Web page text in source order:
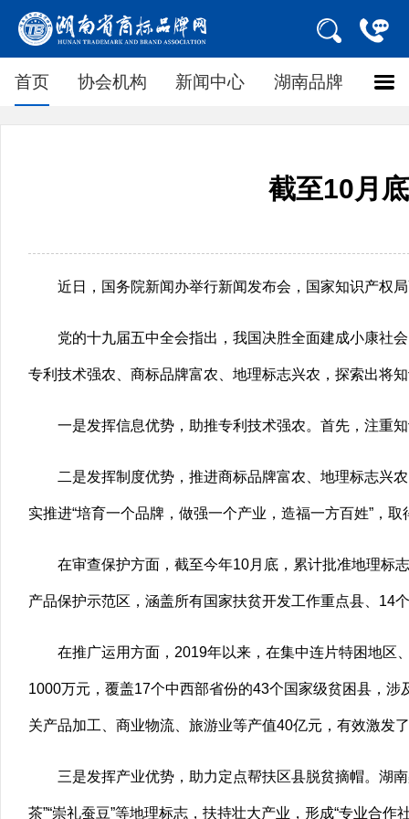
首页 协会机构 新闻中心 湖南品牌
截至10月
近日，国务院新闻办举行新闻发布会，国家知识产权
党的十九届五中全会指出，我国决胜全面建成小康社
专利技术强农、商标品牌富农、地理标志兴农，探索出将
一是发挥信息优势，助推专利技术强农。首先，注重
二是发挥制度优势，推进商标品牌富农、地理标志兴
实推进“培育一个品牌，做强一个产业，造福一方百姓”，取
在审查保护方面，截至今年10月底，累计批准地理标
产品保护示范区，涵盖所有国家扶贫开发工作重点县、14
在推广运用方面，2019年以来，在集中连片特困地区
1000万元，覆盖17个中西部省份的43个国家级贫困县，
关产品加工、商业物流、旅游业等产值40亿元，有效激发
三是发挥产业优势，助力定点帮扶区县脱贫摘帽。湖
茶”“崇礼蚕豆”等地理标志，扶持壮大产业，形成“专业合